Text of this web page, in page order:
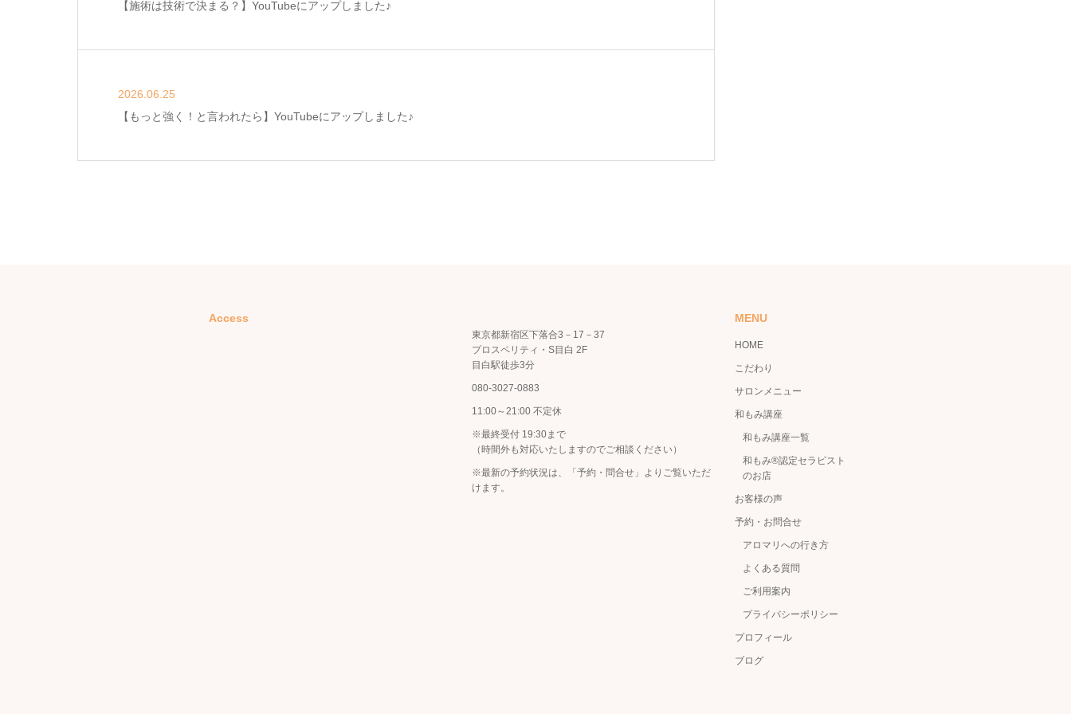
【施術は技術で決まる？】YouTubeにアップしました♪
2026.06.25
【もっと強く！と言われたら】YouTubeにアップしました♪
Access
東京都新宿区下落合3－17－37
プロスペリティ・S目白 2F
目白駅徒歩3分
080-3027-0883
11:00～21:00 不定休
※最終受付 19:30まで
（時間外も対応いたしますのでご相談ください）
※最新の予約状況は、 「予約・問合せ」 よりご覧いただ
けます。
MENU
HOME
こだわり
サロンメニュー
和もみ講座
和もみ講座一覧
和もみ®認定セラピスト
のお店
お客様の声
予約・お問合せ
アロマリへの行き方
よくある質問
ご利用案内
プライバシーポリシー
プロフィール
ブログ